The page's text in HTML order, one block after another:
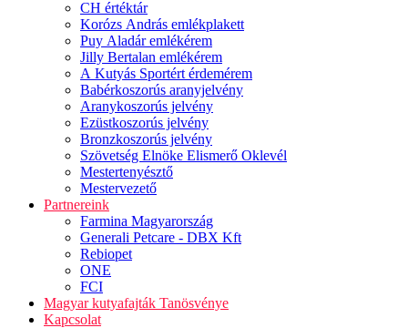
CH értéktár
Korózs András emlékplakett
Puy Aladár emlékérem
Jilly Bertalan emlékérem
A Kutyás Sportért érdemérem
Babérkoszorús aranyjelvény
Aranykoszorús jelvény
Ezüstkoszorús jelvény
Bronzkoszorús jelvény
Szövetség Elnöke Elismerő Oklevél
Mestertenyésztő
Mestervezető
Partnereink
Farmina Magyarország
Generali Petcare - DBX Kft
Rebiopet
ONE
FCI
Magyar kutyafajták Tanösvénye
Kapcsolat